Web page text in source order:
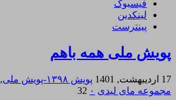
فیسبوک
لینکدین
پینترست
پویش ملی همه باهم
17 اردیبهشت, 1401 پویش ۱۳۹۸-پویش ملی ,
مجموعه مای لیدی ۰ 32